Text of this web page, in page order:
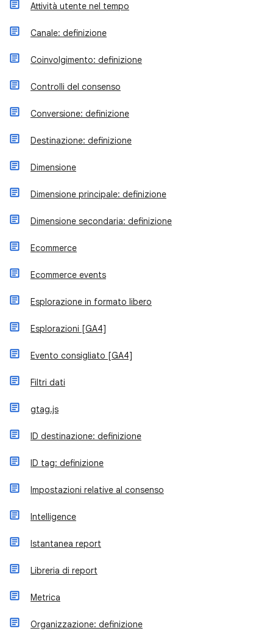
Attività utente nel tempo
Canale: definizione
Coinvolgimento: definizione
Controlli del consenso
Conversione: definizione
Destinazione: definizione
Dimensione
Dimensione principale: definizione
Dimensione secondaria: definizione
Ecommerce
Ecommerce events
Esplorazione in formato libero
Esplorazioni [GA4]
Evento consigliato [GA4]
Filtri dati
gtag.js
ID destinazione: definizione
ID tag: definizione
Impostazioni relative al consenso
Intelligence
Istantanea report
Libreria di report
Metrica
Organizzazione: definizione